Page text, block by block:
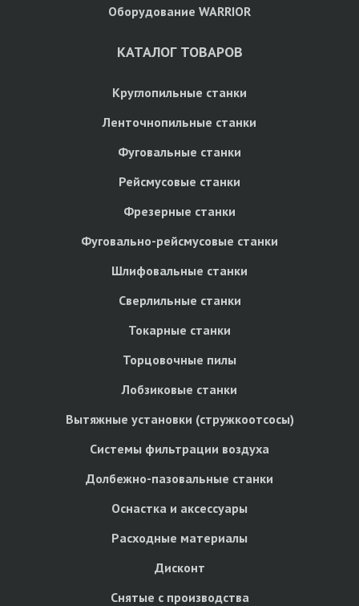
Оборудование WARRIOR
КАТАЛОГ ТОВАРОВ
Круглопильные станки
Ленточнопильные станки
Фуговальные станки
Рейсмусовые станки
Фрезерные станки
Фуговально-рейсмусовые станки
Шлифовальные станки
Сверлильные станки
Токарные станки
Торцовочные пилы
Лобзиковые станки
Вытяжные установки (стружкоотсосы)
Системы фильтрации воздуха
Долбежно-пазовальные станки
Оснастка и аксессуары
Расходные материалы
Дисконт
Снятые с производства